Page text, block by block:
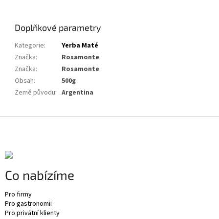
Doplňkové parametry
Kategorie:
Yerba Maté
Značka:
Rosamonte
Značka:
Rosamonte
Obsah:
500g
Země původu: Argentina
Co nabízíme
Pro firmy
Pro gastronomii
Pro privátní klienty